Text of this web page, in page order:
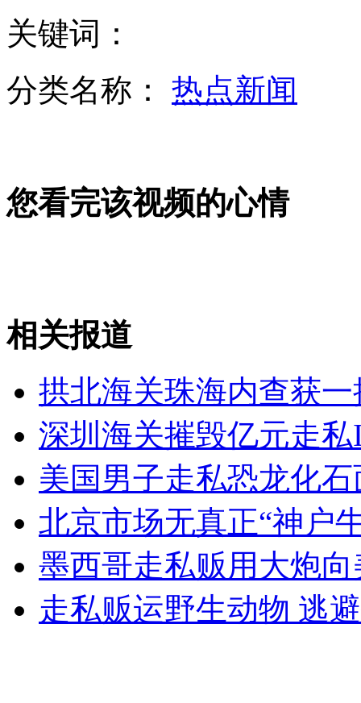
引汉济渭工程未批先建 投资20亿被罚款20万
实拍男子爬高压电塔荡秋千触电身亡
山西运城恶犬咬伤多人 警民合力深夜将其击毙
女孩北京地铁殴打老人 痛下狠手拳打脚踢
无痛分娩是否安全 医生回应
外交部：反对强权政治霸凌主义
关键词：
分类名称： 热点新闻
您看完该视频的心情
相关报道
拱北海关珠海内查获
深圳海关摧毁亿元走
美国男子走私恐龙化
北京市场无真正“神户
墨西哥走私贩用大炮
走私贩运野生动物 逃